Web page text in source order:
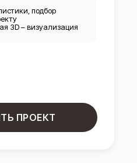
подбор
3D – визуализация
ПРОЕКТ